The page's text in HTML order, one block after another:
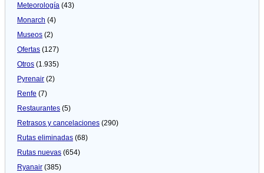
Meteorologí­a (43)
Monarch (4)
Museos (2)
Ofertas (127)
Otros (1.935)
Pyrenair (2)
Renfe (7)
Restaurantes (5)
Retrasos y cancelaciones (290)
Rutas eliminadas (68)
Rutas nuevas (654)
Ryanair (385)